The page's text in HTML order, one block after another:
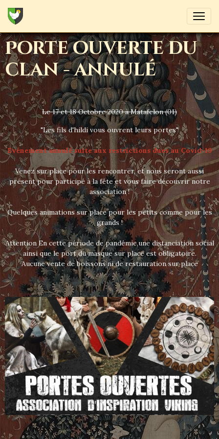
Porte ouverte du
clan - annulé
Le 17 et 18 Octobre 2020 à Matafelon (01)
"Les fils d'hildi vous ouvrent leurs portes"
Evénement annulé suite aux restrictions dues au Covid-19
Venez sur place pour les rencontrer, et nous seront aussi
présent pour participé à la fête et vous faire découvrir notre
association !
Quelques animations sur place pour les petits comme pour les
grands !
Attention En cette période de pandémie,une distanciation social
ainsi que le port du masque sur place est obligatoire.
Aucune vente de boissons ni de restauration sur place